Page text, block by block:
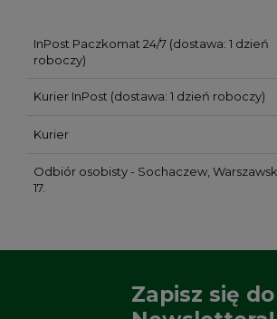
InPost Paczkomat 24/7(dostawa: 1 dzień
roboczy)
Kurier InPost (dostawa: 1 dzień roboczy)
Kurier
Odbiór osobisty - Sochaczew,
17.
Zapisz się do